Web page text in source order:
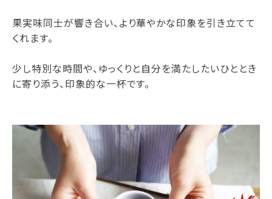
果実味同士が響き合い、より華やかな印象を引き立てて
くれます。
少し特別な時間や、ゆっくりと自分を満たしたいひととき
に寄り添う、印象的な一杯です。